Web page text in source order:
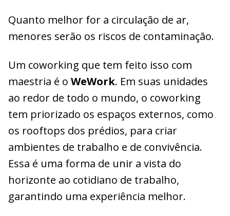
Quanto melhor for a circulação de ar,
menores serão os riscos de contaminação.
Um coworking que tem feito isso com
maestria é o WeWork. Em suas unidades
ao redor de todo o mundo, o coworking
tem priorizado os espaços externos, como
os rooftops dos prédios, para criar
ambientes de trabalho e de convivência.
Essa é uma forma de unir a vista do
horizonte ao cotidiano de trabalho,
garantindo uma experiência melhor.